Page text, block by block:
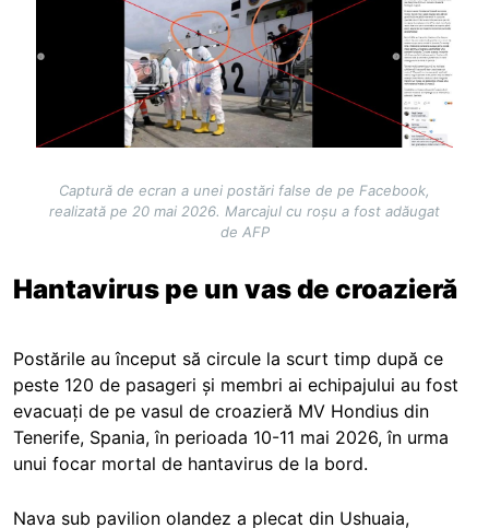
Captură de ecran a unei postări false de pe Facebook,
realizată pe 20 mai 2026. Marcajul cu roșu a fost adăugat
de AFP
Hantavirus pe un vas de croazieră
Postările au început să circule la scurt timp după ce
peste 120 de pasageri și membri ai echipajului au fost
evacuați de pe vasul de croazieră MV Hondius din
Tenerife, Spania, în perioada 10-11 mai 2026, în urma
unui focar mortal de hantavirus de la bord.
Nava sub pavilion olandez a plecat din Ushuaia,